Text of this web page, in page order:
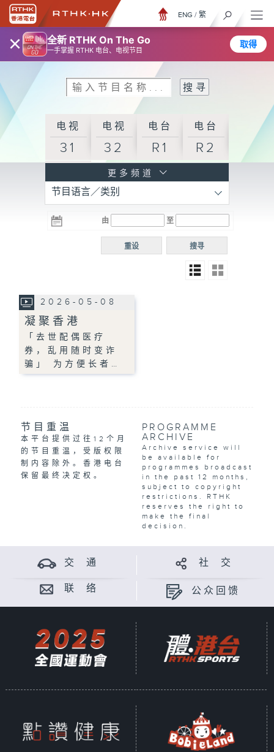
× 全新 RTHK On The Go
一手掌握 RTHK 电台、电视节目
取得
ENG / 繁
电视
31
电视
32
电台
R1
电台
R2
R3
电台 电台
R5
电台
普通
更多频道
节目语言／类别
由 至
搜寻
重设
2026-05-08
凝聚香港
「去世配偶医疗
券，乱用随时变诈
骗」 为方便长者…
节目重温
本平台提供过往12个月
的节目重温，受版权限
制内容除外。香港电台
保留最终决定权。
PROGRAMME
ARCHIVE
Archive service will
be available for
programmes broadcast
in the past 12 months,
subject to copyright
restrictions. RTHK
reserves the right to
make the final
decision.
交 通 社 交
联 络 公众回馈